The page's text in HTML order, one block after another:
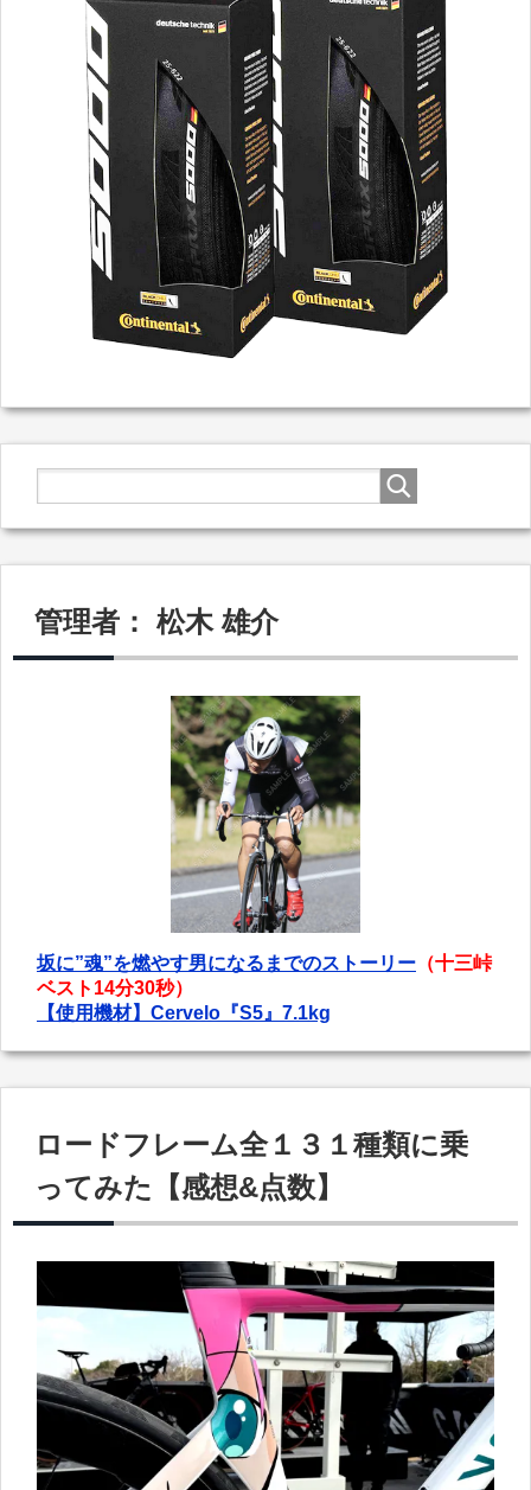
管理者： 松木 雄介
坂に”魂”を燃やす男になるまでのストーリー （十三峠
ベスト14分30秒）
【使用機材】Cervelo『S5』7.1kg
ロードフレーム全１３１種類に乗
ってみた【感想&点数】